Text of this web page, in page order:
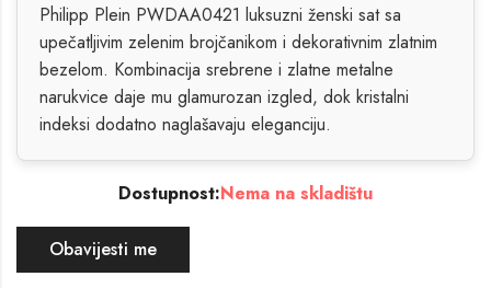
Philipp Plein PWDAA0421 luksuzni ženski sat sa
upečatljivim zelenim brojčanikom i dekorativnim zlatnim
bezelom. Kombinacija srebrene i zlatne metalne
narukvice daje mu glamurozan izgled, dok kristalni
indeksi dodatno naglašavaju eleganciju.
Dostupnost:Nema na skladištu
Obavijesti me